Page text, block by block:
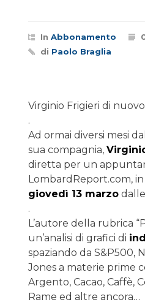
In Abbonamento
di Paolo Braglia
Virginio Frigieri di
.
Ad ormai diversi mesi
sua compagnia,
diretta per un
LombardReport.com,
giovedì 13 marzo dalle
.
L’autore della rubrica
un’analisi di grafici di
spaziando da S&P500,
Jones a materie prime
Argento, Cacao, Caffè,
Rame ed altre ancora…